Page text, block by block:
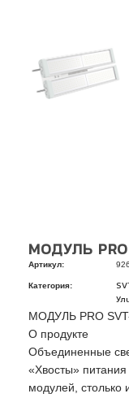
МОДУЛЬ PRO
Артикул:
Категория:
МОДУЛЬ PRO
О продукте
Объединенные
«Хвосты»
модулей, столько